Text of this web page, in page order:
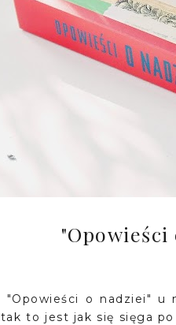
"Opowieści o nadziei" u
tak to jest jak się sięga